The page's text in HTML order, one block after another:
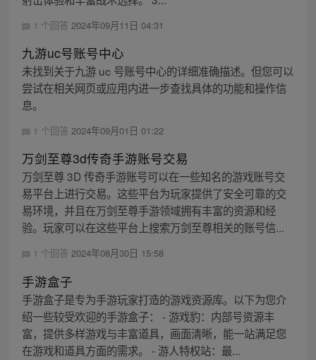
1 个回答 2024年09月11日 04:31
九游uc号账号中心
未找到关于九游 uc 号账号中心的详细准确描述。但您可以
尝试在相关网页或应用内进一步查找具体的功能和操作信
息。
1 个回答 2024年09月01日 01:22
万剑至尊3d传奇手游账号交易
万剑至尊 3D 传奇手游账号可以在一些知名的游戏账号交
易平台上进行交易。这些平台为玩家提供了安全可靠的交
易环境，并且在万剑至尊手游领域拥有丰富的资源和经
验。玩家可以在这些平台上搜索万剑至尊相关的账号信...
1 个回答 2024年08月30日 15:58
手游盒子
手游盒子是专为手游玩家打造的游戏资源库。以下为您介
绍一些较受欢迎的手游盒子： - 游戏豹：内部号资源丰
富，提供多样游戏与丰富道具，画面清晰，能一站满足您
在游戏和道具方面的需求。 - 游人特权站：最...